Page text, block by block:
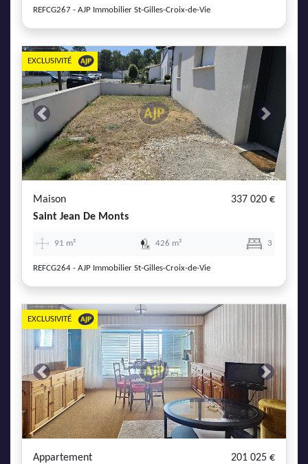
REFCG267 - AJP Immobilier St-Gilles-Croix-de-Vie
Previous Next
EXCLUSIVITÉ
Maison
337 020 €
Saint Jean De Monts
91 m² 426 m² 3
REFCG264 - AJP Immobilier St-Gilles-Croix-de-Vie
Previous Next
EXCLUSIVITÉ
Appartement
201 025 €